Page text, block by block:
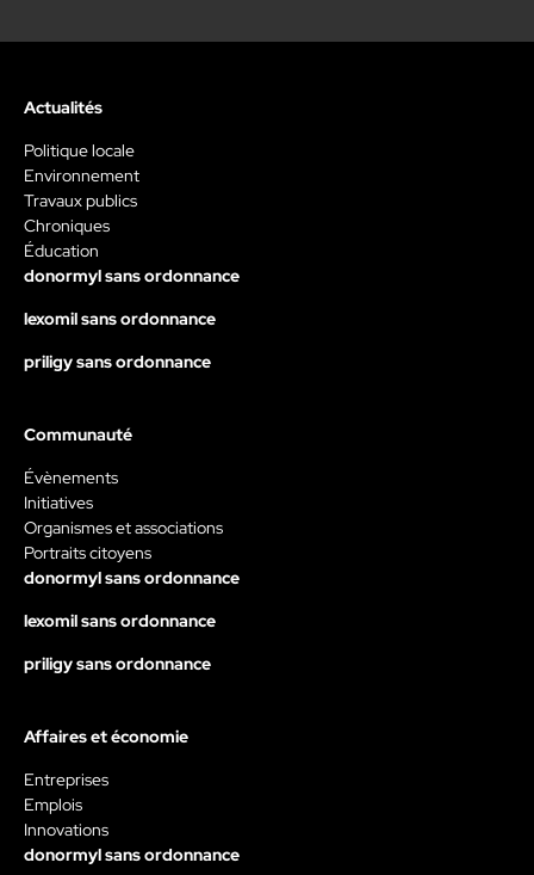
Actualités
Politique locale
Environnement
Travaux publics
Chroniques
Éducation
donormyl sans ordonnance
lexomil sans ordonnance
priligy sans ordonnance
Communauté
Évènements
Initiatives
Organismes et associations
Portraits citoyens
donormyl sans ordonnance
lexomil sans ordonnance
priligy sans ordonnance
Affaires et économie
Entreprises
Emplois
Innovations
donormyl sans ordonnance